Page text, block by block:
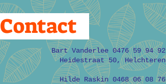
Bart Vanderlee 0476 59 94 92
Heidestraat 50, Helchteren
Hilde Raskin 0468 06 08 76
Contact